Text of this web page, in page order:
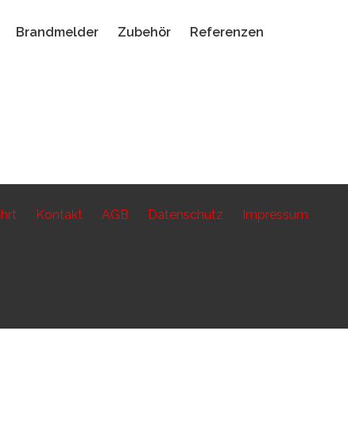
Brandmelder Zubehör Referenzen
Kontakt AGB Datenschutz Impressum